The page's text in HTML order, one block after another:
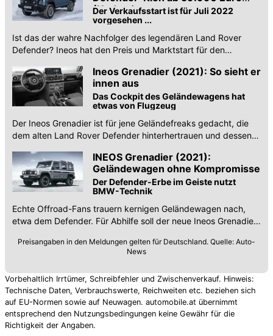
(Update)
Der Verkaufsstart ist für Juli 2022
vorgesehen ...
Ist das der wahre Nachfolger des legendären Land Rover
Defender? Ineos hat den Preis und Marktstart für den
Ineos Grenadier (2021): So sieht er
innen aus
Das Cockpit des Geländewagens hat
etwas von Flugzeug
Der Ineos Grenadier ist für jene Geländefreaks gedacht, die
dem alten Land Rover Defender hinterhertrauen und dessen
INEOS Grenadier (2021):
Geländewagen ohne Kompromisse
Der Defender-Erbe im Geiste nutzt
BMW-Technik
Echte Offroad-Fans trauern kernigen Geländewagen nach,
etwa dem Defender. Für Abhilfe soll der neue Ineos Grenadier
Preisangaben in den Meldungen gelten für Deutschland. Quelle: Auto-
News
Vorbehaltlich Irrtümer, Schreibfehler und Zwischenverkauf. Hinweis:
Technische Daten, Verbrauchswerte, Reichweiten etc. beziehen sich
auf EU-Normen sowie auf Neuwagen. automobile.at übernimmt
entsprechend den Nutzungsbedingungen keine Gewähr für die
Richtigkeit der Angaben.